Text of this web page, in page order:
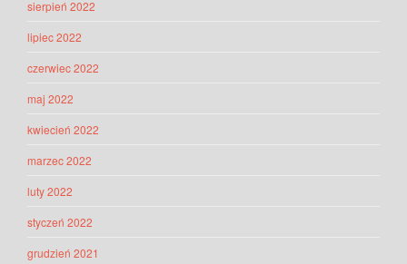
sierpień 2022
lipiec 2022
czerwiec 2022
maj 2022
kwiecień 2022
marzec 2022
luty 2022
styczeń 2022
grudzień 2021